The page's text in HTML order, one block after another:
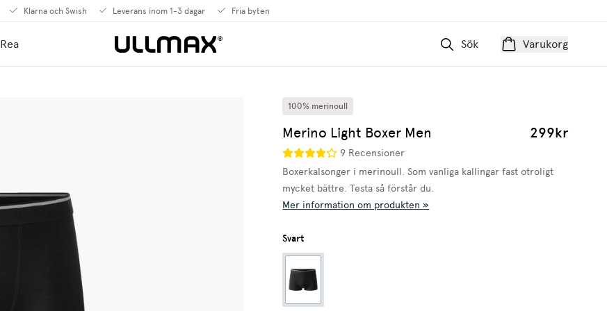
Klarna och Swish Leverans inom 1-3 dagar Fria byten
Rea Sök Varukorg
100% merinoull
Merino Light Boxer Men 299kr
9 Recensioner
Boxerkalsonger i merinoull. Som vanliga kallingar fast otroligt
mycket bättre. Testa så förstår du.
Mer information om produkten »
Svart